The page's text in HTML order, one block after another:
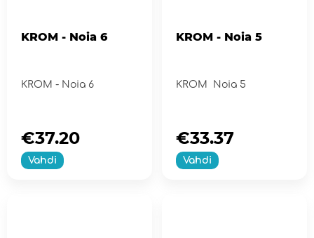
KROM - Noia 6
KROM - Noia 6
Vahdi
€37.20
KROM - Noia 5
KROM Noia 5
Vahdi
€33.37